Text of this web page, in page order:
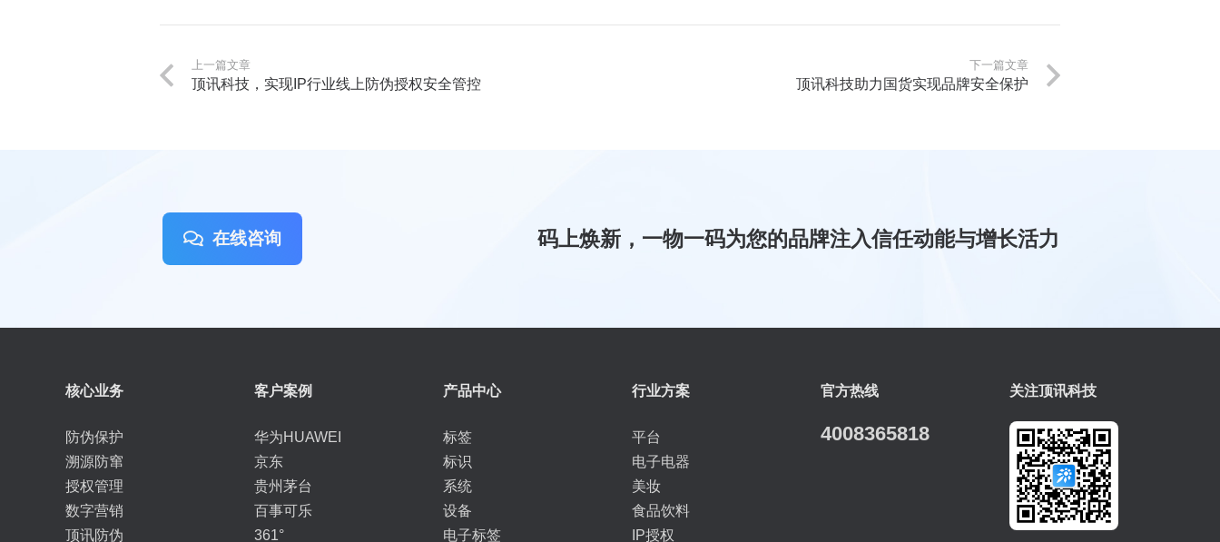
上一篇文章
顶讯科技，实现IP行业线上防伪授权安全管控
下一篇文章
顶讯科技助力国货实现品牌安全保护
在线咨询 码上焕新，一物一码为您的品牌注入信任动能与增长活力
核心业务
防伪保护
溯源防窜
授权管理
数字营销
顶讯防伪
客户案例
华为HUAWEI
京东
贵州茅台
百事可乐
361°
产品中心
标签
标识
系统
设备
电子标签
行业方案
平台
电子电器
美妆
食品饮料
IP授权
官方热线
4008365818
关注顶讯科技